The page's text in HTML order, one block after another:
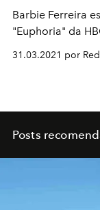
Barbie Ferreira
"Euphoria" da
31.03.2021 por
Posts